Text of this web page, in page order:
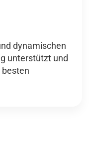
dynamischen
unterstützt und